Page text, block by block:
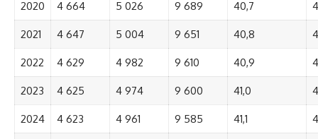
2020 4 664 5 026 9 689 40,7
2021 4 647 5 004 9 651 40,8
2022 4 629 4 982 9 610 40,9
2023 4 625 4 974 9 600 41,0
2024 4 623 4 961 9 585 41,1